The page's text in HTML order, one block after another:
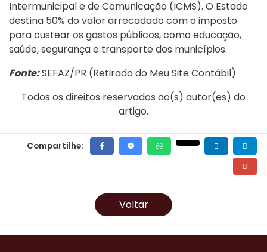
Intermunicipal e de Comunicação (ICMS). O Estado
destina 50% do valor arrecadado com o imposto
para custear os gastos públicos, como educação,
saúde, segurança e transporte dos municípios.
Fonte:SEFAZ/PR (Retirado do Meu Site Contábil)
Todos os direitos reservados ao(s) autor(es) do
artigo.
Compartilhe:
Voltar